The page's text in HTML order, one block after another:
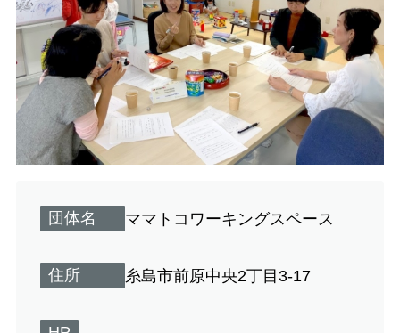
団体名 ママトコワーキングスペース
住所 糸島市前原中央2丁目3-17